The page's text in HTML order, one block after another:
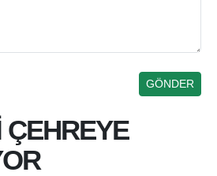
ÇEHREYE